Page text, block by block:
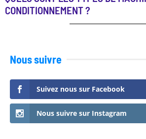
CONDITIONNEMENT ?
Nous suivre
Suivez nous sur Facebook
Nous suivre sur Instagram